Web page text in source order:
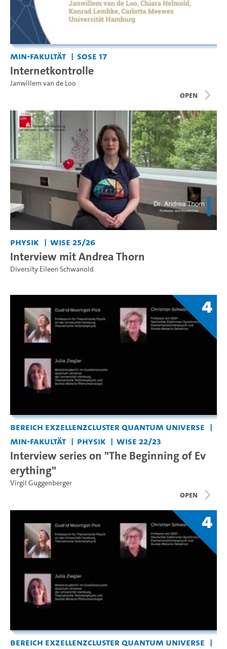
MIN-Fakultät SoSe 17
Internetkontrolle
Janwillem van de Loo
open
Physik WiSe 25/26
Interview mit Andrea Thorn
Diversity Eileen Schwanold
4
Bereich Exzellenzcluster Quantum Universe
MIN-Fakultät
Physik WiSe 22/23
Interview series on "The Beginning of Ev
erything"
Virgil Guggenberger
open
4
Bereich Exzellenzcluster Quantum Universe